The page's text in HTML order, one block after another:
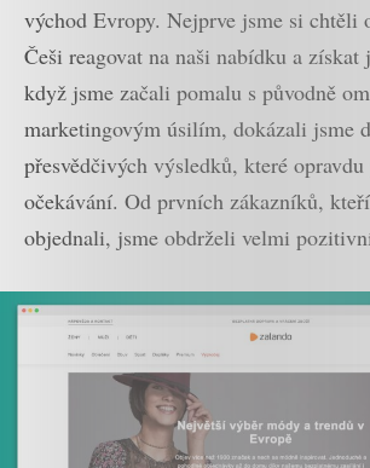
východ Evropy. Nejprve jsme si chtěli
Češi reagovat na naši nabídku a
když jsme začali pomalu s původně
marketingovým úsilím, dokázali jsme
přesvědčivých výsledků, které
očekávání. Od prvních zákazníků,
objednali, jsme obdrželi velmi